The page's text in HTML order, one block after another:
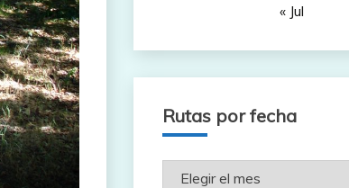
« Jul
Rutas por fecha
Rutas